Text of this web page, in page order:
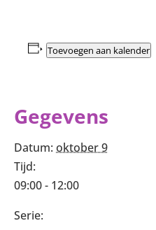
Toevoegen aan kalender
Gegevens
Datum: oktober 9
Tijd:
09:00 - 12:00
Serie: